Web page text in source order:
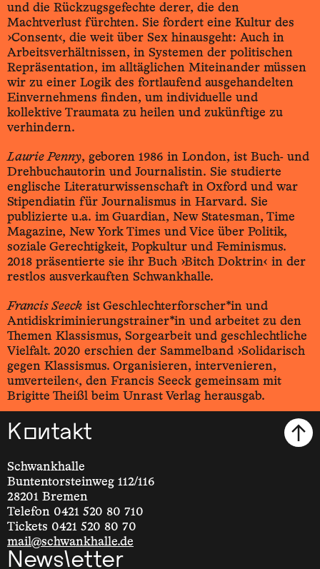
und die Rückzugsgefechte derer, die den
Machtverlust fürchten. Sie fordert eine Kultur des
›Consent‹, die weit über Sex hinausgeht: Auch in
Arbeitsverhältnissen, in Systemen der politischen
Repräsentation, im alltäglichen Miteinander müssen
wir zu einer Logik des fortlaufend ausgehandelten
Einvernehmens finden, um individuelle und
kollektive Traumata zu heilen und zukünftige zu
verhindern.
Laurie Penny, geboren 1986 in London, ist Buch- und
Drehbuchautorin und Journalistin. Sie studierte
englische Literaturwissenschaft in Oxford und war
Stipendiatin für Journalismus in Harvard. Sie
publizierte u.a. im Guardian, New Statesman, Time
Magazine, New York Times und Vice über Politik,
soziale Gerechtigkeit, Popkultur und Feminismus.
2018 präsentierte sie ihr Buch ›Bitch Doktrin‹ in der
restlos ausverkauften Schwankhalle.
Francis Seeck ist Geschlechterforscher*in und
Antidiskriminierungstrainer*in und arbeitet zu den
Themen Klassismus, Sorgearbeit und geschlechtliche
Vielfalt. 2020 erschien der Sammelband ›Solidarisch
gegen Klassismus. Organisieren, intervenieren,
umverteilen‹, den Francis Seeck gemeinsam mit
Brigitte Theißl beim Unrast Verlag herausgab.
Kontakt
Schwankhalle
Buntentorsteinweg 112/116
28201 Bremen
Telefon 0421 520 80 710
Tickets 0421 520 80 70
mail@schwankhalle.de
Newsletter